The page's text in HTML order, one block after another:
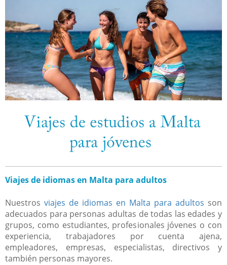
Viajes de idiomas en Malta para adultos
Nuestros viajes de idiomas en Malta para adultos son
adecuados para personas adultas de todas las edades y
grupos, como estudiantes, profesionales jóvenes o con
experiencia, trabajadores por cuenta ajena,
empleadores, empresas, especialistas, directivos y
también personas mayores.